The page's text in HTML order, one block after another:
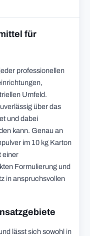
für
professionellen
Umfeld.
über das
und dabei
kann. Genau an
im 10 kg Karton
einer
Formulierung und
in anspruchsvollen
lässt sich sowohl in